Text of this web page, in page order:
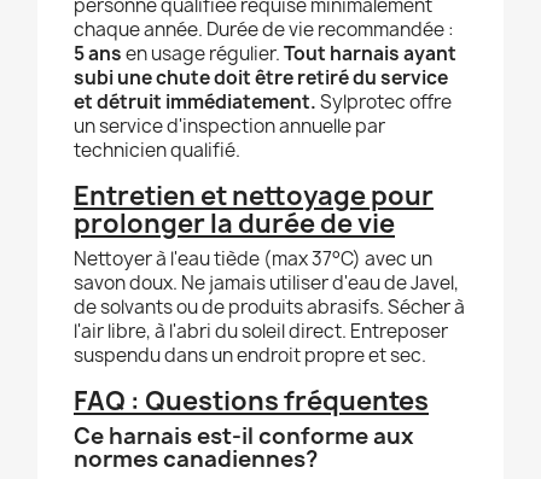
personne qualifiée requise minimalement
chaque année. Durée de vie recommandée :
5 ansen usage régulier.Tout harnais ayant
subi une chute doit être retiré du service
et détruit immédiatement.Sylprotec offre
un service d'inspection annuelle par
technicien qualifié.
Entretien et nettoyage pour
prolonger la durée de vie
Nettoyer à l'eau tiède (max 37°C) avec un
savon doux. Ne jamais utiliser d'eau de Javel,
de solvants ou de produits abrasifs. Sécher à
l'air libre, à l'abri du soleil direct. Entreposer
suspendu dans un endroit propre et sec.
FAQ : Questions fréquentes
Ce harnais est-il conforme aux
normes canadiennes?